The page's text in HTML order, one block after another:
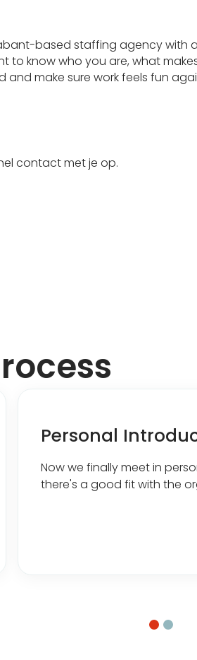
based staffing agency with
to know who you are, what
make sure work feels fun
contact met je op.
Personal
Now we finally meet in
there's a good fit with the